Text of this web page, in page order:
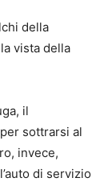
della
vista della
il
sottrarsi al
invece,
di servizio